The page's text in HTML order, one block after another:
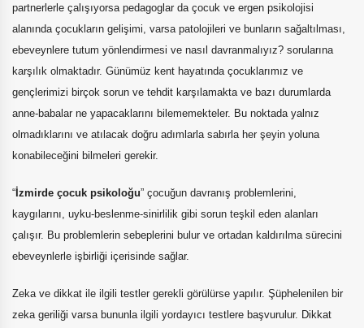
partnerlerle çalışıyorsa pedagoglar da çocuk ve ergen psikolojisi
alanında çocukların gelişimi, varsa patolojileri ve bunların sağaltılması,
ebeveynlere tutum yönlendirmesi ve nasıl davranmalıyız? sorularına
karşılık olmaktadır. Günümüz kent hayatında çocuklarımız ve
gençlerimizi birçok sorun ve tehdit karşılamakta ve bazı durumlarda
anne-babalar ne yapacaklarını bilememekteler. Bu noktada yalnız
olmadıklarını ve atılacak doğru adımlarla sabırla her şeyin yoluna
konabileceğini bilmeleri gerekir.
“ İzmirde çocuk psikoloğu” çocuğun davranış problemlerini,
kaygılarını, uyku-beslenme-sinirlilik gibi sorun teşkil eden alanları
çalışır. Bu problemlerin sebeplerini bulur ve ortadan kaldırılma sürecini
ebeveynlerle işbirliği içerisinde sağlar.
Zeka ve dikkat ile ilgili testler gerekli görülürse yapılır. Şüphelenilen bir
zeka geriliği varsa bununla ilgili yordayıcı testlere başvurulur. Dikkat